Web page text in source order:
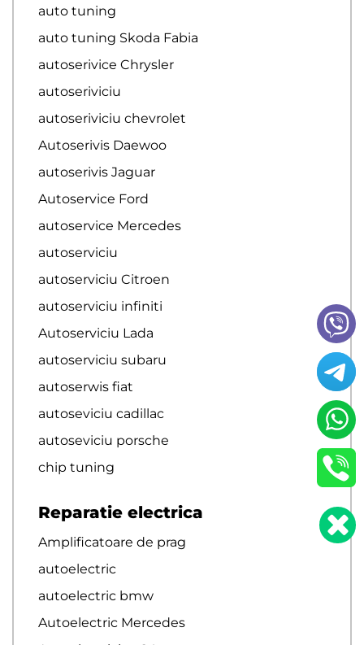
auto tuning
auto tuning Skoda Fabia
autoserivice Chrysler
autoseriviciu
autoseriviciu chevrolet
Autoserivis Daewoo
autoserivis Jaguar
Autoservice Ford
autoservice Mercedes
autoserviciu
autoserviciu Citroen
autoserviciu infiniti
Autoserviciu Lada
autoserviciu subaru
autoserwis fiat
autoseviciu cadillac
autoseviciu porsche
chip tuning
Reparatie electrica
Amplificatoare de prag
autoelectric
autoelectric bmw
Autoelectric Mercedes